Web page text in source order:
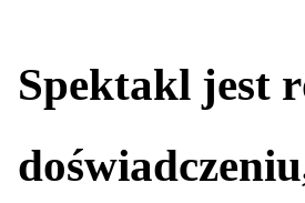
Spektakl jest